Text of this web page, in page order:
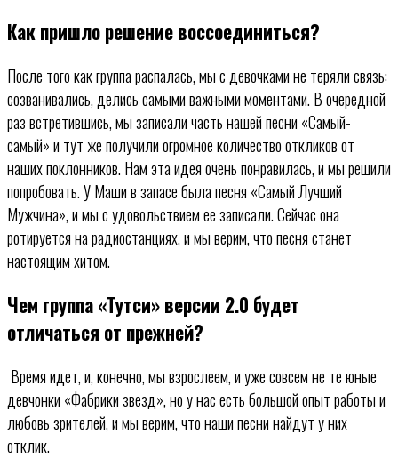
Как пришло решение воссоединиться?
После того как группа распалась, мы с девочками не теряли связь:
созванивались, делись самыми важными моментами. В очередной
раз встретившись, мы записали часть нашей песни «Самый-
самый» и тут же получили огромное количество откликов от
наших поклонников. Нам эта идея очень понравилась, и мы решили
попробовать. У Маши в запасе была песня «Самый Лучший
Мужчина», и мы с удовольствием ее записали. Сейчас она
ротируется на радиостанциях, и мы верим, что песня станет
настоящим хитом.
Чем группа «Тутси» версии 2.0 будет
отличаться от прежней?
Время идет, и, конечно, мы взрослеем, и уже совсем не те юные
девчонки «Фабрики звезд», но у нас есть большой опыт работы и
любовь зрителей, и мы верим, что наши песни найдут у них
отклик.